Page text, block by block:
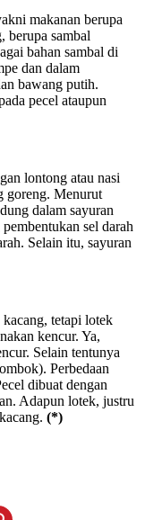
makanan berupa
berupa sambal
bahan sambal di
dan dalam
bawang putih.
pecel ataupun
lontong atau nasi
goreng. Menurut
dalam sayuran
sel darah
Selain itu, sayuran
tetapi lotek
kencur. Ya,
Selain tentunya
Perbedaan
dibuat dengan
Adapun lotek, justru
(*)